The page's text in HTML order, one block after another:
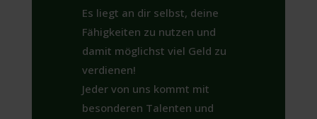
Es liegt an dir selbst, deine
Fähigkeiten zu nutzen und
damit möglichst viel Geld zu
verdienen!
Jeder von uns kommt mit
besonderen Talenten und